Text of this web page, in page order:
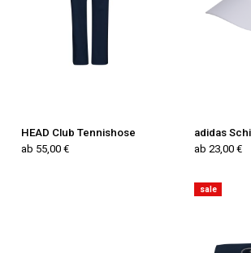
HEAD Club Tennishose
ab 55,00 €
adidas
ab 23,00 €
sale